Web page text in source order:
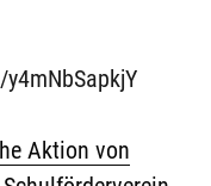
Aktion von